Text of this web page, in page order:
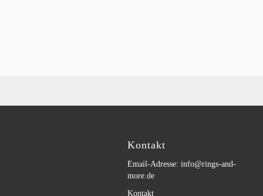
Kontakt
Email-Adresse: info@rings-and-
more.de
Kontakt